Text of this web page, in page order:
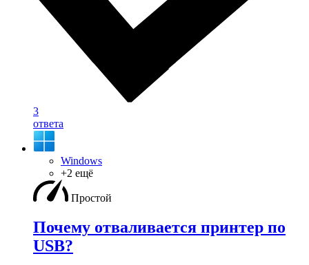
3
ответа
Windows
+2 ещё
Простой
Почему отваливается принтер по
USB?